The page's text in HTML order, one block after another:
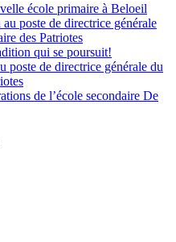
école primaire à Beloeil
poste de directrice générale
des Patriotes
qui se poursuit!
de directrice générale du
de l’école secondaire De